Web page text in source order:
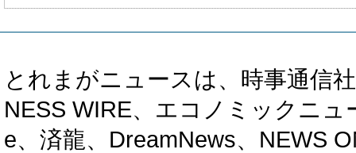
とれまがニュースは、時事通信
NESS WIRE、エコノミックニ
e、済龍、DreamNews、NEWS